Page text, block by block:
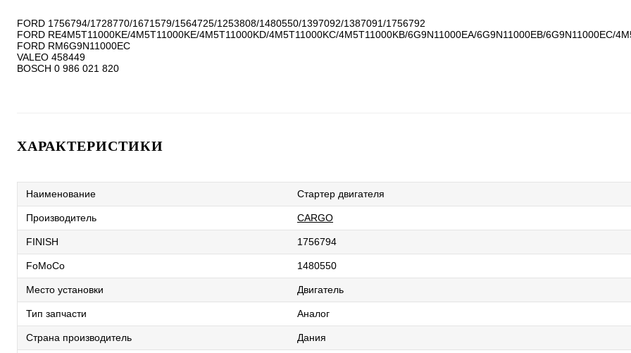
FORD 1756794/1728770/1671579/1564725/1253808/1480550/1397092/1387091/1756792
FORD RE4M5T11000KE/4M5T11000KE/4M5T11000KD/4M5T11000KC/4M5T11000KB/6G9N11000EA/6G9N11000EB/6G9N11000EC/
FORD RM6G9N11000EC
VALEO 458449
ХАРАКТЕРИСТИКИ
Наименование Стартер двигателя
Производитель CARGO
FINISH 1756794
FoMoCo 1480550
Место установки Двигатель
Тип запчасти Аналог
Страна производитель Дания